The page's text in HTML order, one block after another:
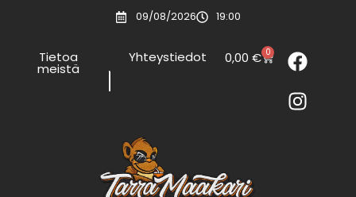
09/08/2026 19:00
Tietoa
meistä
Yhteystiedot 0,00€ 0